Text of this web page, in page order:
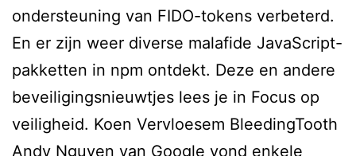
ondersteuning van FIDO-tokens verbeterd.
En er zijn weer diverse malafide JavaScript-
pakketten in npm ontdekt. Deze en andere
beveiligingsnieuwtjes lees je in Focus op
veiligheid. Koen Vervloesem BleedingTooth
Andy Nguyen van Google vond enkele